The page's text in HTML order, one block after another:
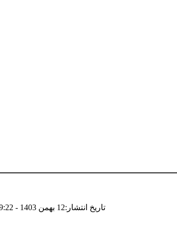
تاریخ انتشار:12 بهمن 1403 - 19:22